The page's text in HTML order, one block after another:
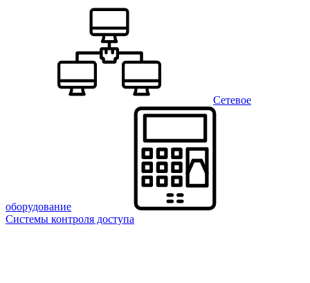
Сетевое
оборудование
Системы контроля доступа